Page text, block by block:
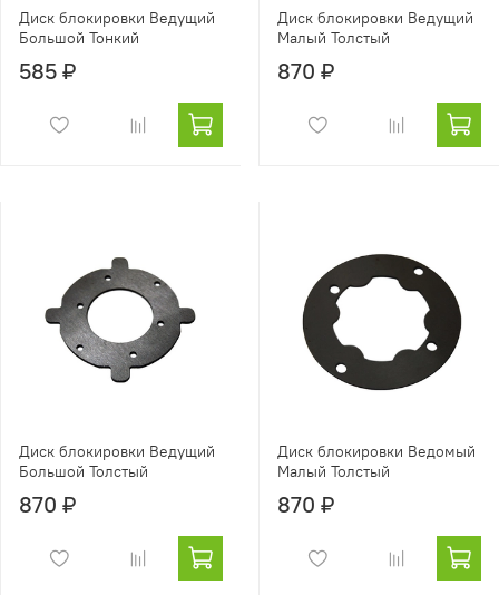
Диск блокировки Ведущий
Большой Тонкий
585 ₽
Диск блокировки Ведущий
Малый Толстый
870 ₽
Диск блокировки Ведущий
Большой Толстый
870 ₽
Диск блокировки Ведомый
Малый Толстый
870 ₽